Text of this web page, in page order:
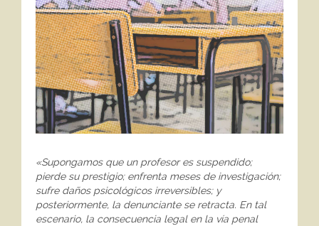
«Supongamos que un profesor es suspendido;
pierde su prestigio; enfrenta meses de investigación;
sufre daños psicológicos irreversibles; y
posteriormente, la denunciante se retracta. En tal
escenario, la consecuencia legal en la vía penal